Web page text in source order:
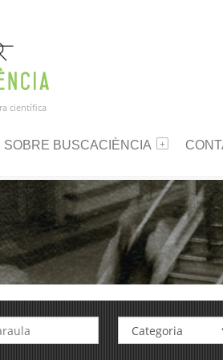
científica
SOBRE BUSCACIÈNCIA